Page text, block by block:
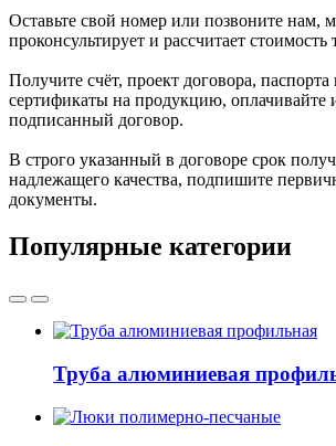
Оставьте свой номер или позвоните нам,
проконсультирует и рассчитает стоимость
Получите счёт, проект договора, паспорта
сертификаты на продукцию, оплачивайте
подписанный договор.
В строго указанный в договоре срок
надлежащего качества, подпишите
документы.
Популярные категории
Труба алюминиевая